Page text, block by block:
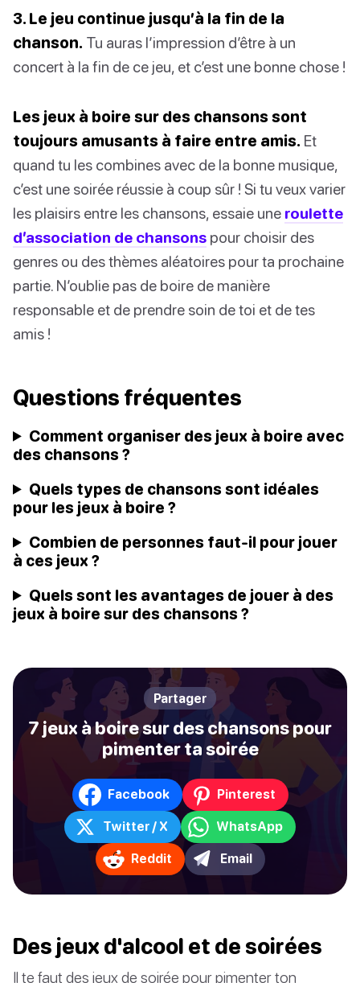
3. Le jeu continue jusqu’à la fin de la
chanson. Tu auras l’impression d’être à un
concert à la fin de ce jeu, et c’est une bonne chose !
Les jeux à boire sur des chansons sont
toujours amusants à faire entre amis. Et
quand tu les combines avec de la bonne musique,
c’est une soirée réussie à coup sûr ! Si tu veux varier
les plaisirs entre les chansons, essaie une roulette
d’association de chansons pour choisir des
genres ou des thèmes aléatoires pour ta prochaine
partie. N’oublie pas de boire de manière
responsable et de prendre soin de toi et de tes
amis !
Questions fréquentes
Comment organiser des jeux à boire avec
des chansons ?
Quels types de chansons sont idéales
pour les jeux à boire ?
Combien de personnes faut-il pour jouer
à ces jeux ?
Quels sont les avantages de jouer à des
jeux à boire sur des chansons ?
Partager
7 jeux à boire sur des chansons pour
pimenter ta soirée
Facebook Pinterest
Twitter / X WhatsApp
Reddit Email
Des jeux d'alcool et de soirées
Il te faut des jeux de soirée pour pimenter ton